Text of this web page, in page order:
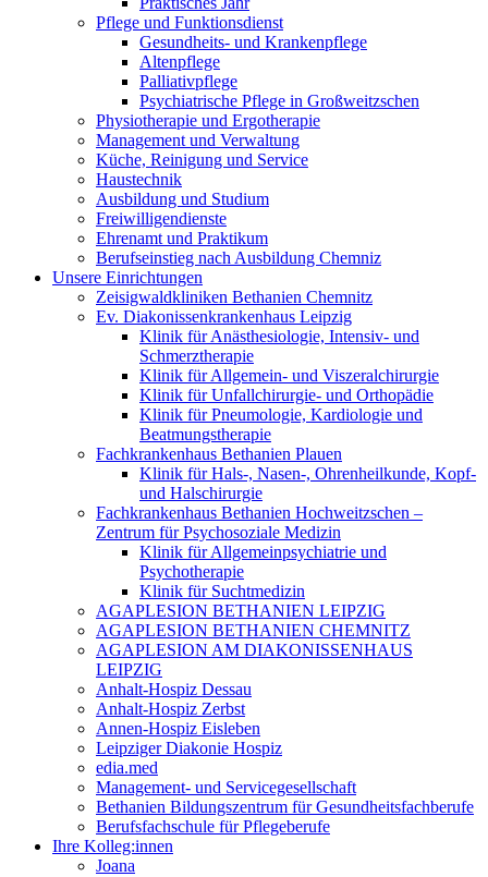
Pflege und Funktionsdienst
Gesundheits- und Krankenpflege
Altenpflege
Palliativpflege
Psychiatrische Pflege in Großweitzschen
Physiotherapie und Ergotherapie
Management und Verwaltung
Küche, Reinigung und Service
Haustechnik
Ausbildung und Studium
Freiwilligendienste
Ehrenamt und Praktikum
Berufseinstieg nach Ausbildung Chemniz
Unsere Einrichtungen
Zeisigwaldkliniken Bethanien Chemnitz
Ev. Diakonissenkrankenhaus Leipzig
Klinik für Anästhesiologie, Intensiv- und
Schmerztherapie
Klinik für Allgemein- und Viszeralchirurgie
Klinik für Unfallchirurgie- und Orthopädie
Klinik für Pneumologie, Kardiologie und
Beatmungstherapie
Fachkrankenhaus Bethanien Plauen
Klinik für Hals-, Nasen-, Ohrenheilkunde, Kopf-
und Halschirurgie
Fachkrankenhaus Bethanien Hochweitzschen –
Zentrum für Psychosoziale Medizin
Klinik für Allgemeinpsychiatrie und
Psychotherapie
Klinik für Suchtmedizin
AGAPLESION BETHANIEN LEIPZIG
AGAPLESION BETHANIEN CHEMNITZ
AGAPLESION AM DIAKONISSENHAUS
LEIPZIG
Anhalt-Hospiz Dessau
Anhalt-Hospiz Zerbst
Annen-Hospiz Eisleben
Leipziger Diakonie Hospiz
edia.med
Management- und Servicegesellschaft
Bethanien Bildungszentrum für Gesundheitsfachberufe
Berufsfachschule für Pflegeberufe
Ihre Kolleg:innen
Joana